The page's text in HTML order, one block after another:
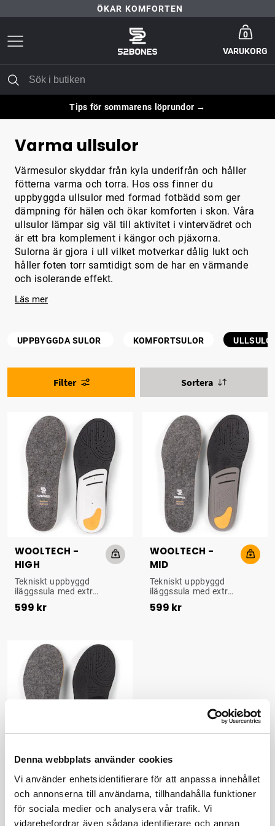
Denna webbplats använder cookies
Vi använder enhetsidentifierare för att anpassa innehållet
och annonserna till användarna, tillhandahålla funktioner
för sociala medier och analysera vår trafik. Vi
vidarebefordrar även sådana identifierare och annan
ÖKAR KOMFORTEN
30 DAGARS NÖJD-KUND-GARANTI
0
VARUKORG
Tips för sommarens löprundor →
Varma ullsulor
Värmesulor skyddar från kyla underifrån och håller
fötterna varma och torra. Hos oss finner du
uppbyggda ullsulor med formad fotbädd som ger
dämpning för hälen och ökar komforten i skon. Våra
ullsulor lämpar sig väl till aktivitet i vintervädret och
är ett bra komplement i kängor och pjäxorna.
Sulorna är gjora i ull vilket motverkar dålig lukt och
håller foten torr samtidigt som de har en värmande
och isolerande effekt.
Läs mer
UPPBYGGDA SULOR KOMFORTSULOR
Filter Sortera
WOOLTECH -
HIGH
UPPBYGGD ULLSULA
Tekniskt uppbyggd
iläggssula med extra
Perfekt för
Pris: 599 kr
599 kr
WOOLTECH -
MID
UPPBYGGD ULLSULA
Tekniskt uppbyggd
iläggssula med extra
Perfekt för
Pris: 599 kr
599 kr
WOOLTECH -
LOW
UPPBYGGD ULLSULA
Tekniskt uppbyggd
iläggssula med extra